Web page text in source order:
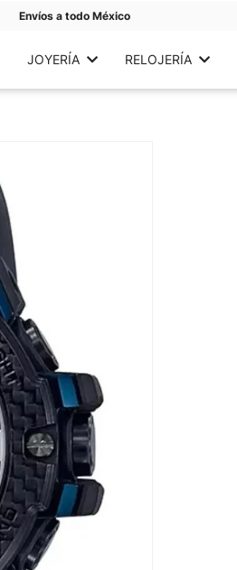
Envíos a todo México
JOYERÍA RELOJERÍA